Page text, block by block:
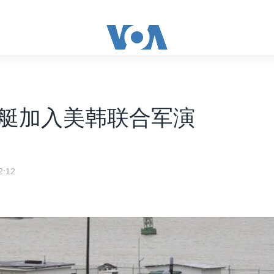
加入美韩联合军演